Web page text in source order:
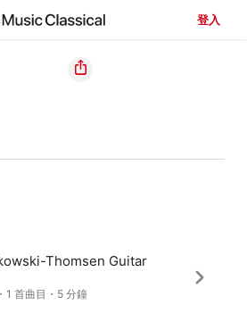
登入
Thomsen Guitar
1 首曲目・5 分鐘